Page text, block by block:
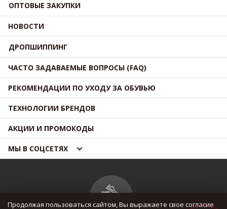
ОПТОВЫЕ ЗАКУПКИ
НОВОСТИ
ДРОПШИППИНГ
ЧАСТО ЗАДАВАЕМЫЕ ВОПРОСЫ (FAQ)
РЕКОМЕНДАЦИИ ПО УХОДУ ЗА ОБУВЬЮ
ТЕХНОЛОГИИ БРЕНДОВ
АКЦИИ И ПРОМОКОДЫ
МЫ В СОЦСЕТЯХ
Продолжая пользоваться сайтом, Вы выражаете свое согласие